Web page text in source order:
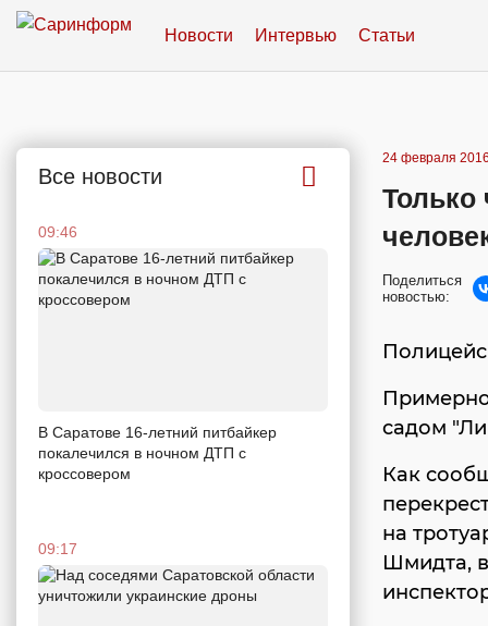
Новости Интервью Статьи
Все новости
09:46
В Саратове 16-летний питбайкер
покалечился в ночном ДТП с
кроссовером
09:17
24 февраля
Только
Поделиться
новостью:
садом
Как
на
Шмидта,